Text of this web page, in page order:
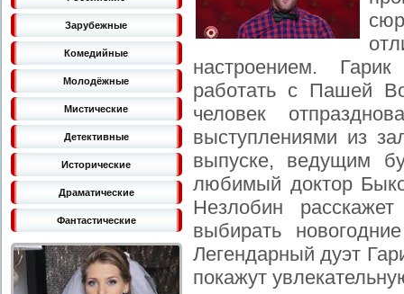
Зарубежные
Комедийные
Молодёжные
Мистические
Детективные
Исторические
Драматические
Фантастические
настроением.
работать с Пашей
человек
выступлениями из
выпуске, ведущим
любимый доктор
Незлобин
выбирать
Легендарный дуэт
покажут